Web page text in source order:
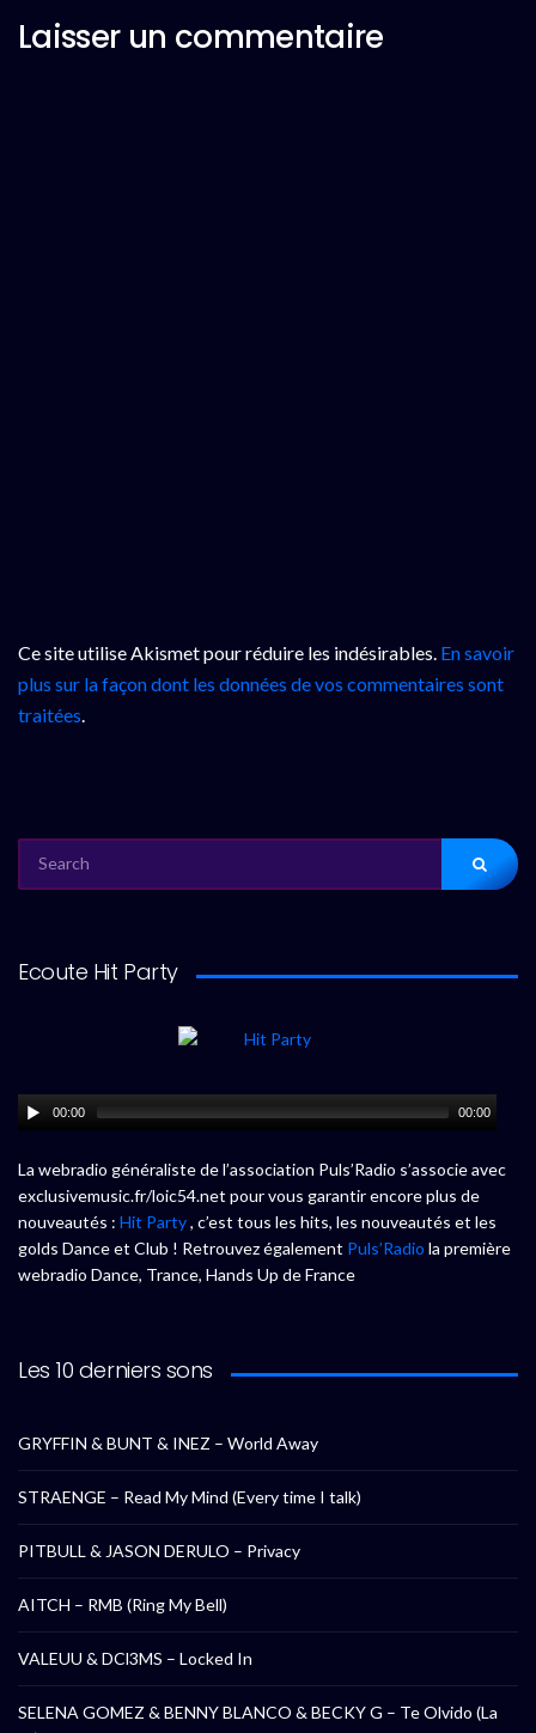
Laisser un commentaire
Ce site utilise Akismet pour réduire les indésirables. En savoir
plus sur la façon dont les données de vos commentaires sont
traitées.
FOR:
Ecoute Hit Party
00:00 00:00
La webradio généraliste de l’association Puls’Radio s’associe avec
exclusivemusic.fr/loic54.net pour vous garantir encore plus de
nouveautés : Hit Party, c’est tous les hits, les nouveautés et les
golds Dance et Club ! Retrouvez également Puls’Radio la première
webradio Dance, Trance, Hands Up de France
Les 10 derniers sons
GRYFFIN & BUNT & INEZ – World Away
STRAENGE – Read My Mind (Every time I talk)
PITBULL & JASON DERULO – Privacy
AITCH – RMB (Ring My Bell)
VALEUU & DCl3MS – Locked In
SELENA GOMEZ & BENNY BLANCO & BECKY G – Te Olvido (La